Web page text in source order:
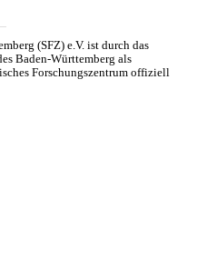
(SFZ) e.V. ist durch das
Baden-Württemberg als
Forschungszentrum offiziell